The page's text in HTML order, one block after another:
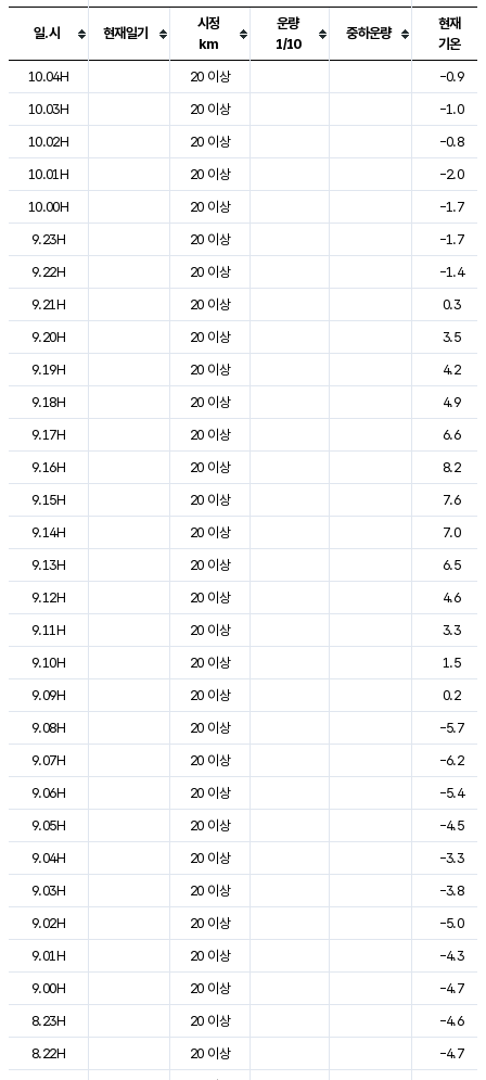
도시별 기상실황표로 지점, 날씨, 기온, 강수, 바람, 기압등을 안내한 표입
일.시 현재일기
시정
km
운량
1/10
중하운량
현재
기온
10.04H
20 이상
-0.9
10.03H
20 이상
-1.0
10.02H
20 이상
-0.8
10.01H
20 이상
-2.0
10.00H
20 이상
-1.7
9.23H
20 이상
-1.7
9.22H
20 이상
-1.4
9.21H
20 이상
0.3
9.20H
20 이상
3.5
9.19H
20 이상
4.2
9.18H
20 이상
4.9
9.17H
20 이상
6.6
9.16H
20 이상
8.2
9.15H
20 이상
7.6
9.14H
20 이상
7.0
9.13H
20 이상
6.5
9.12H
20 이상
4.6
9.11H
20 이상
3.3
9.10H
20 이상
1.5
9.09H
20 이상
0.2
9.08H
20 이상
-5.7
9.07H
20 이상
-6.2
9.06H
20 이상
-5.4
9.05H
20 이상
-4.5
9.04H
20 이상
-3.3
9.03H
20 이상
-3.8
9.02H
20 이상
-5.0
9.01H
20 이상
-4.3
9.00H
20 이상
-4.7
8.23H
20 이상
-4.6
8.22H
20 이상
-4.7